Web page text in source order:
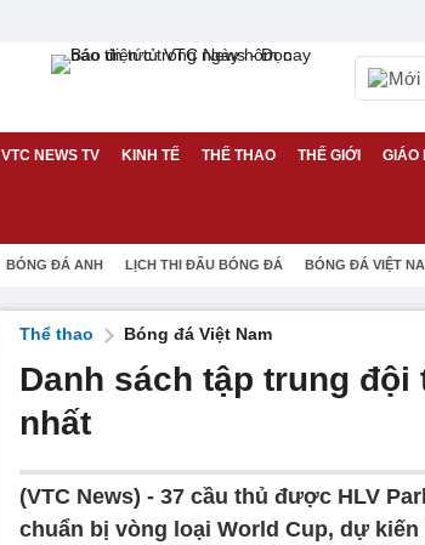
Mới
VTC NEWS TV KINH TẾ THỂ THAO THẾ GIỚI GIÁO
BÓNG ĐÁ ANH LỊCH THI ĐẤU BÓNG ĐÁ BÓNG ĐÁ VIỆT
Thể thao Bóng đá Việt Nam
Danh sách tập trung đội
nhất
(VTC News) - 37 cầu thủ được HLV
chuẩn bị vòng loại World Cup, dự kiến